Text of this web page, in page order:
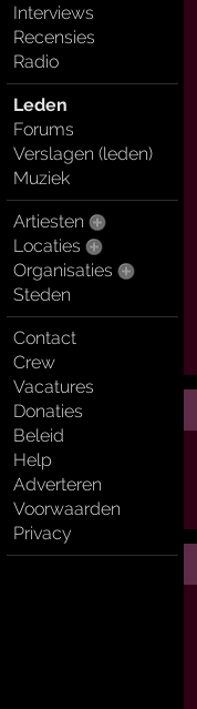
Interviews
Recensies
Radio
Leden
Forums
Verslagen (leden)
Muziek
Artiesten
Locaties
Organisaties
Steden
Contact
Crew
Vacatures
Donaties
Beleid
Help
Adverteren
Voorwaarden
Privacy